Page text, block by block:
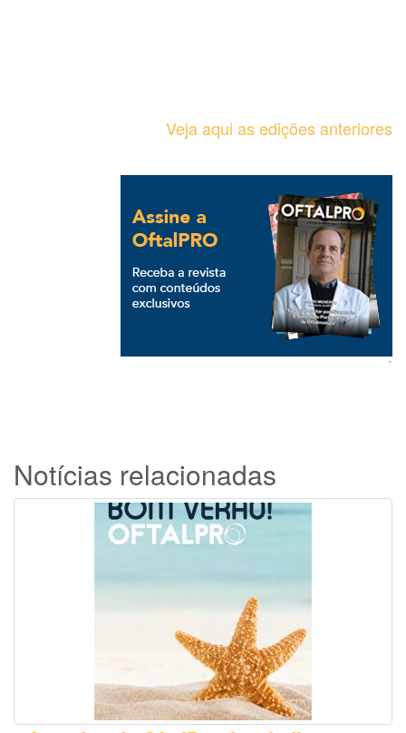
Veja aqui as edições anteriores
`
Notícias relacionadas